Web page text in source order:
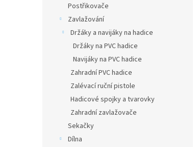
Postřikovače
Zavlažování
Držáky a navijáky na hadice
Držáky na PVC hadice
Navijáky na PVC hadice
Zahradní PVC hadice
Zalévací ruční pistole
Hadicové spojky a tvarovky
Zahradní zavlažovače
Sekačky
Dílna